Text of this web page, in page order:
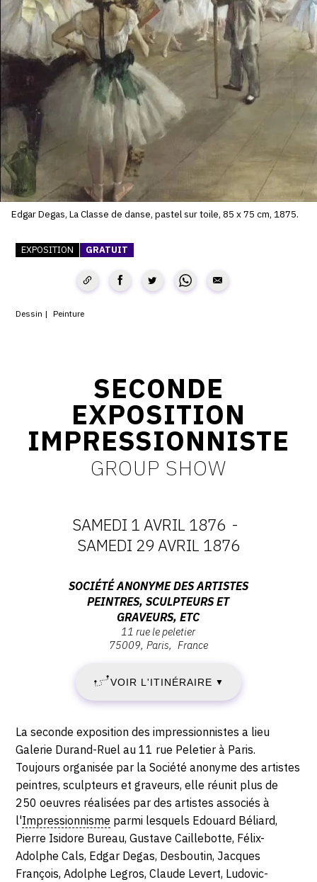
SERVICES
CRÉER SON CATALOGUE RAISONNÉ
ABONNEMENTS DÉDIÉS AUX GALERISTES
CRÉER SON SITE ARTISTE
CRÉER SON CATALOGUE D'EXPO
PUBLIER SES EXPOSITIONS
DEVENIR CONTRIBUTEUR
À PROPOS
L'ÉQUIPE OAM
CGV
SUIVEZ-NOUS
TWITTER
Edgar Degas, La Classe de danse, pastel sur toile, 85 x 75 cm, 1875.
EXPOSITION GRATUIT
Dessin Peinture
SECONDE
EXPOSITION
IMPRESSIONNISTE
GROUP SHOW
DATES
:
SAMEDI
1
AVRIL
1876
-
SAMEDI
29
AVRIL
1876
SAMEDI 1 AVRIL 1876 -
SAMEDI 29 AVRIL 1876
et
graveurs,
etc,
11
rue
Le
Peletier,
75009
Paris
SOCIÉTÉ ANONYME DES ARTISTES
PEINTRES, SCULPTEURS ET
GRAVEURS, ETC
11 rue le peletier
75009 Paris France
VOIR L'ITINÉRAIRE ▼
Description,
horaires...
La seconde exposition des impressionnistes a lieu
Galerie Durand-Ruel au 11 rue Peletier à Paris.
Toujours organisée par la Société anonyme des artistes
peintres, sculpteurs et graveurs, elle réunit plus de
250 oeuvres réalisées par des artistes associés à
l'Impressionnisme parmi lesquels Edouard Béliard,
Pierre Isidore Bureau, Gustave Caillebotte, Félix-
Adolphe Cals, Edgar Degas, Desboutin, Jacques
François, Adolphe Legros, Claude Levert, Ludovic-